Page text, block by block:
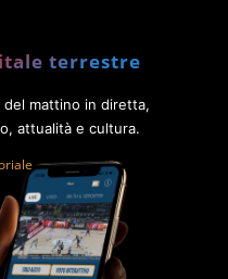
terrestre
del mattino in diretta,
attualità e cultura.